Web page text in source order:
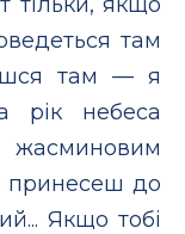
там
там — я
рік небеса
жасминовим
принесеш до
Якщо тобі